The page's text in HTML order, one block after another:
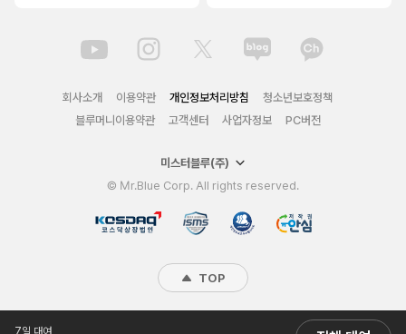
7일 대여
회사소개 이용약관 개인정보처리방침
청소년보호정책
블루머니이용약관
고객센터 사업자정보 PC버전
미스터블루(주)
© Mr.Blue Corp. All rights reserved.
TOP